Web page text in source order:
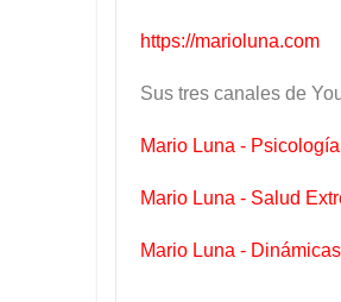
https://marioluna.com
Sus tres canales de
Mario Luna -
Mario Luna - Salud
Mario Luna -